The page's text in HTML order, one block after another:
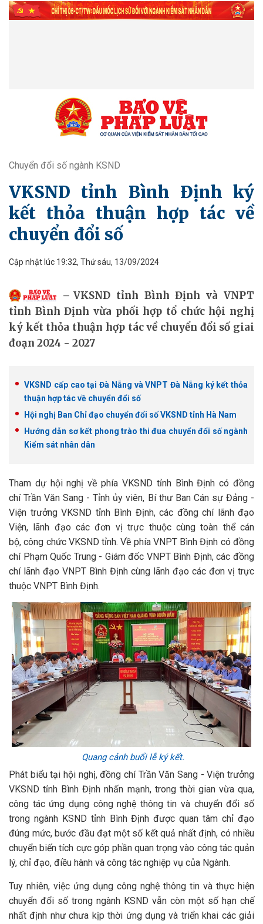
Chuyển đổi số ngành KSND
VKSND tỉnh Bình Định ký
kết thỏa thuận hợp tác về
chuyển đổi số
Cập nhật lúc 19:32, Thứ sáu, 13/09/2024
VKSND tỉnh Bình Định và VNPT
tỉnh Bình Định vừa phối hợp tổ chức hội nghị
ký kết thỏa thuận hợp tác về chuyển đổi số giai
đoạn 2024 - 2027
VKSND cấp cao tại Đà Nẵng và VNPT Đà Nẵng ký kết thỏa
thuận hợp tác về chuyển đổi số
Hội nghị Ban Chỉ đạo chuyển đổi số VKSND tỉnh Hà Nam
Hướng dẫn sơ kết phong trào thi đua chuyển đổi số ngành
Kiểm sát nhân dân
Tham dự hội nghị về phía VKSND tỉnh Bình Định có đồng
chí Trần Văn Sang - Tỉnh ủy viên, Bí thư Ban Cán sự Đảng -
Viện trưởng VKSND tỉnh Bình Định, các đồng chí lãnh đạo
Viện, lãnh đạo các đơn vị trực thuộc cùng toàn thể cán
bộ, công chức VKSND tỉnh. Về phía VNPT Bình Định có đồng
chí Phạm Quốc Trung - Giám đốc VNPT Bình Định, các đồng
chí lãnh đạo VNPT Bình Định cùng lãnh đạo các đơn vị trực
thuộc VNPT Bình Định.
Quang cảnh buổi lễ ký kết.
Phát biểu tại hội nghị, đồng chí Trần Văn Sang - Viện trưởng
VKSND tỉnh Bình Định nhấn mạnh, trong thời gian vừa qua,
công tác ứng dụng công nghệ thông tin và chuyển đổi số
trong ngành KSND tỉnh Bình Định được quan tâm chỉ đạo
đúng mức, bước đầu đạt một số kết quả nhất định, có nhiều
chuyển biến tích cực góp phần quan trọng vào công tác quản
lý, chỉ đạo, điều hành và công tác nghiệp vụ của Ngành.
Tuy nhiên, việc ứng dụng công nghệ thông tin và thực hiện
chuyển đổi số trong ngành KSND vẫn còn một số hạn chế
nhất định như chưa kịp thời ứng dụng và triển khai các giải